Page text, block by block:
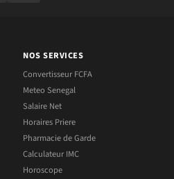
NOS SERVICES
Convertisseur FCFA
Meteo Senegal
Salaire Net
Horaires Priere
Pharmacie de Garde
Calculateur IMC
Horoscope